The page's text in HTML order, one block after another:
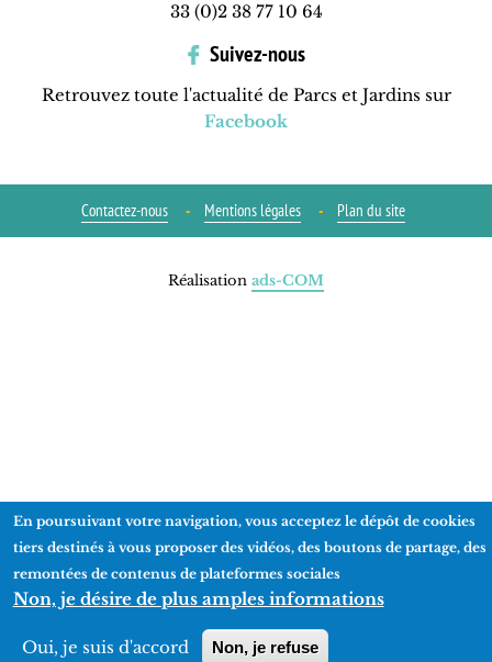
33 (0)2 38 77 10 64
Suivez-nous
Retrouvez toute l'actualité de Parcs et Jardins sur
Facebook
Contactez-nous Mentions légales Plan du site
Réalisation ads-COM
En poursuivant votre navigation, vous acceptez le dépôt de cookies
tiers destinés à vous proposer des vidéos, des boutons de partage, des
remontées de contenus de plateformes sociales
Non, je désire de plus amples informations
Oui, je suis d'accord Non, je refuse